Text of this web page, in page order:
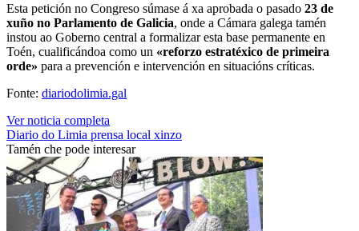
Esta petición no Congreso súmase á xa aprobada o pasado 23 de
xuño no Parlamento de Galicia, onde a Cámara galega tamén
instou ao Goberno central a formalizar esta base permanente en
Toén, cualificándoa como un «reforzo estratéxico de primeira
orde» para a prevención e intervención en situacións críticas.
Fonte: diariodolimia.gal
Ver noticia completa
Diario do Limia prensa local xinzo
Tamén che pode interesar